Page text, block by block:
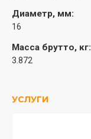
Диаметр, мм:
16
Масса брутто, кг:
3.872
УСЛУГИ